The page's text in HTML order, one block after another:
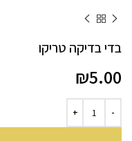
בדי בדיקה טריקו
₪5.00